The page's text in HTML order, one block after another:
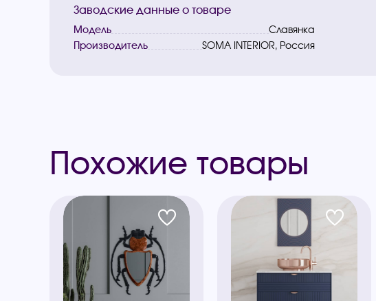
Заводские данные о товаре
Модель
Славянка
Производитель
SOMA INTERIOR, Россия
Похожие товары